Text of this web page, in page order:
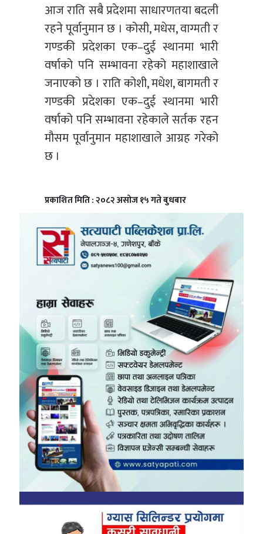
आज राति सबै प्रदेशमा साधारणतया बदली
रहने पूर्वानुमान छ । कोसी, मधेस, वाग्मती र
गण्डकी प्रदेशका एक–दुई स्थानमा भारी
वर्षाको पनि सम्भावना रहेको महाशाखाले
जनाएको छ । राति कोशी, मधेश, बागमती र
गण्डकी प्रदेशका एक–दुई स्थानमा भारी
वर्षाको पनि सम्भावना रहेकाले सर्तक रहन
मौसम पूर्वानुमान महाशाखाले आग्रह गरेको
छ ।
प्रकाशित मिति : २०८२ असोज १५ गते बुधबार